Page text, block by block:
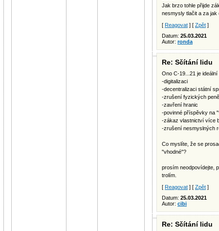
Jak brzo tohle přijde
nesmysly tlačit a za
[ Reagovat ] [ Zpět ]
Datum: 25.03.2021
Autor: ronda
Re: Sčítání lidu
Ono C-19...21 je
-digitalizaci
-decentralizaci státní
-zrušení fyzických
-zavření hranic
-povinné příspěvky na
-zákaz vlastnictví více
-zrušení nesmyslných
Co myslíte, že se
"vhodné"?
prosím neodpovídejte,
trolím.
[ Reagovat ] [ Zpět ]
Datum: 25.03.2021
Autor: cibi
Re: Sčítání lidu